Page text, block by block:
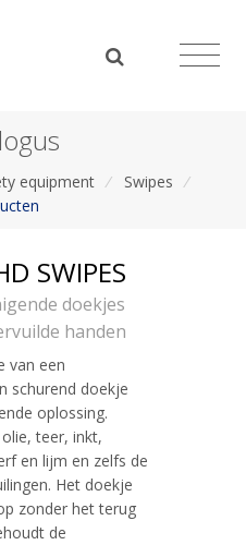
equipment / Swipes /
SWIPES
doekjes
handen
van een
schurend doekje
oplossing.
teer, inkt,
en lijm en zelfs de
Het doekje
zonder het terug
de